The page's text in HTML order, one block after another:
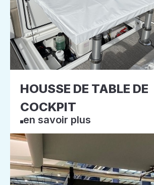
HOUSSE DE TABLE DE
COCKPIT
en savoir plus